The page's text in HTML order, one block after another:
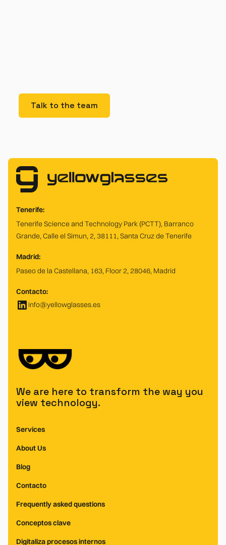
Talk to the team
Tenerife:
Tenerife Science and Technology Park (PCTT), Barranco
Grande, Calle el Simun, 2, 38111, Santa Cruz de Tenerife
Madrid:
Paseo de la Castellana, 163, Floor 2, 28046, Madrid
Contacto:
info@yellowglasses.es
We are here to transform the way you
view technology.
Services
About Us
Blog
Contacto
Frequently asked questions
Conceptos clave
Digitaliza procesos internos